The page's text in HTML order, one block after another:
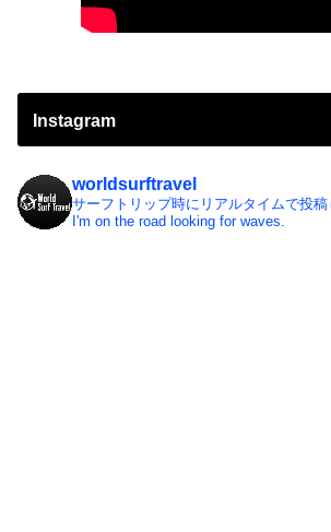
Instagram
worldsurftravel
サーフトリップ時にリアルタイムで投稿
I'm on the road looking for waves.